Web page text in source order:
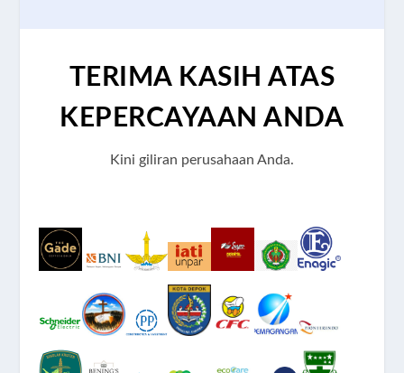
TERIMA KASIH ATAS
KEPERCAYAAN ANDA
Kini giliran perusahaan Anda.